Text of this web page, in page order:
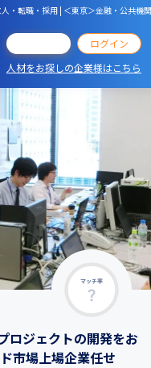
・転職・採用 | ＜東京＞金融・公共
ログイン
人材をお探しの企業様はこちら
マッチ率
ロジェクトの開発をお
市場上場企業任せ